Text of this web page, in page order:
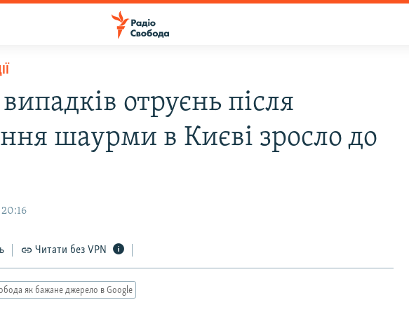
отруєнь після
шаурми в Києві зросло до
Читати без VPN
як бажане джерело в Google